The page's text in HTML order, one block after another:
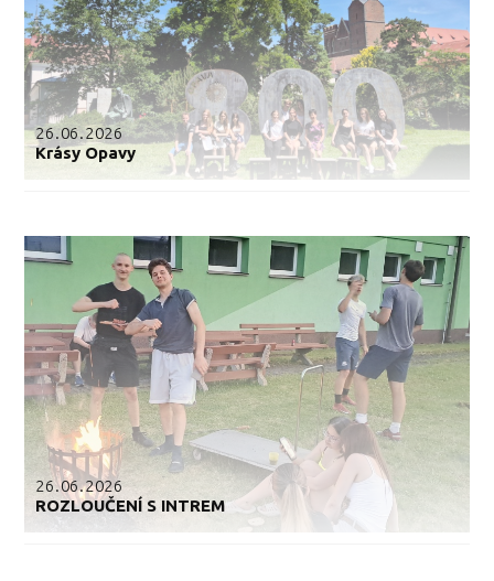
26.06.2026
Krásy Opavy
26.06.2026
ROZLOUČENÍ S INTREM